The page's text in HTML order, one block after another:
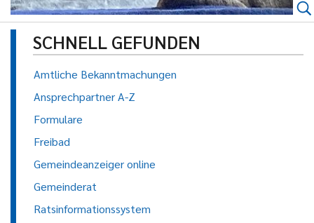
SCHNELL GEFUNDEN
Amtliche Bekanntmachungen
Ansprechpartner A-Z
Formulare
Freibad
Gemeindeanzeiger online
Gemeinderat
Ratsinformationssystem